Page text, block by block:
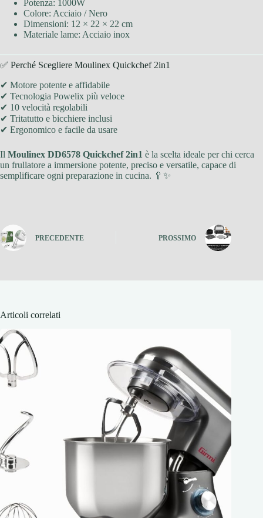
Potenza: 1000W
Colore: Acciaio / Nero
Dimensioni: 12 × 22 × 22 cm
Materiale lame: Acciaio inox
✅ Perché Scegliere Moulinex Quickchef 2in1
✔ Motore potente e affidabile
✔ Tecnologia Powelix più veloce
✔ 10 velocità regolabili
✔ Tritatutto e bicchiere inclusi
✔ Ergonomico e facile da usare
Il Moulinex DD6578 Quickchef 2in1 è la scelta ideale per chi cerca
un frullatore a immersione potente, preciso e versatile, capace di
semplificare ogni preparazione in cucina. 🥄✨
PRECEDENTE PROSSIMO
Articoli correlati